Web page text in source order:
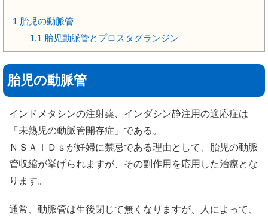
1 胎児の動脈管
1.1 胎児動脈管とプロスタグランジン
胎児の動脈管
インドメタシンの注射薬、インダシン静注用の適応症は
「未熟児の動脈管開存症」である。
ＮＳＡＩＤｓが妊婦に禁忌である理由として、胎児の動脈
管収縮が挙げられますが、その副作用を応用した治療とな
ります。
通常、動脈管は生後閉じて無くなりますが、人によって、